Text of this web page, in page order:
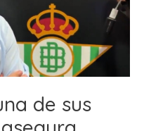
de sus